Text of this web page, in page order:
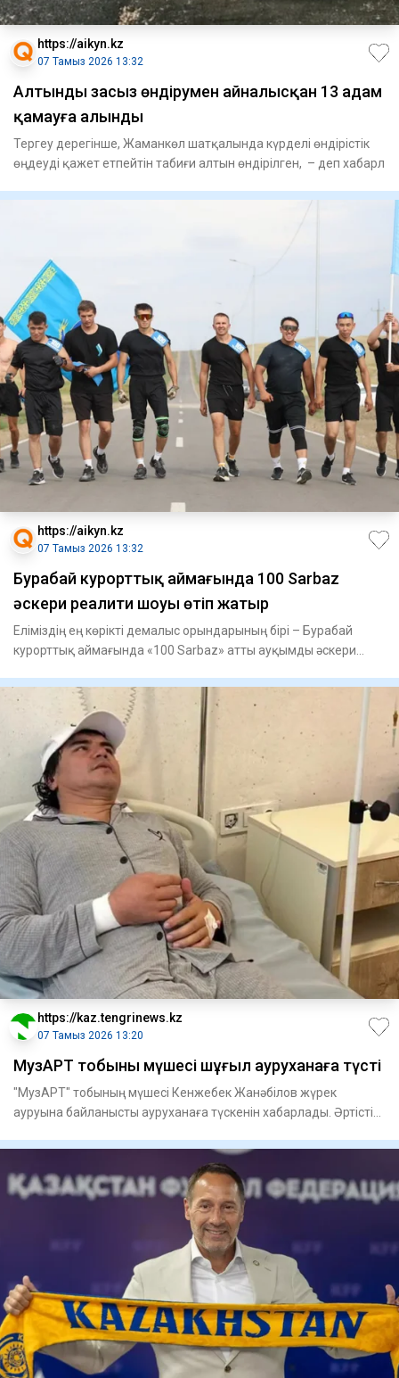
https://aikyn.kz
07 Тамыз 2026 13:32
Алтынды заңсыз өндірумен айналысқан 13 адам
қамауға алынды
Тергеу дерегінше, Жаманкөл шатқалында күрделі өндірістік
өңдеуді қажет етпейтін табиғи алтын өндірілген, – деп хабарл
https://aikyn.kz
07 Тамыз 2026 13:32
Бурабай курорттық аймағында 100 Sarbaz
әскери реалити шоуы өтіп жатыр
Еліміздің ең көрікті демалыс орындарының бірі – Бурабай
курорттық аймағында «100 Sarbaz» атты ауқымды әскери
https://kaz.tengrinews.kz
07 Тамыз 2026 13:20
МузАРТ тобының мүшесі шұғыл ауруханаға түсті
"МузАРТ" тобының мүшесі Кенжебек Жанәбілов жүрек
ауруына байланысты ауруханаға түскенін хабарлады. Әртістің